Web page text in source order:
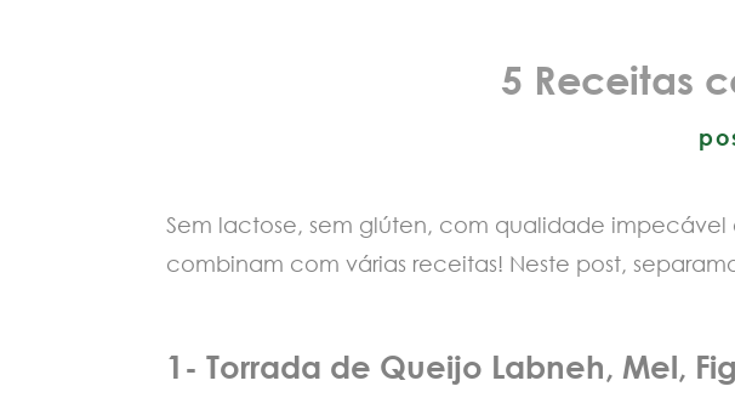
5 Receitas
Sem lactose, sem glúten, com qualidade
combinam com várias receitas! Neste post,
1- Torrada de Queijo Labneh, Mel,